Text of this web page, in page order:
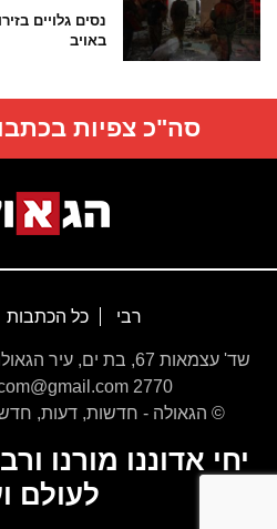
נסים גלויים
באויב
סה"כ צפיות
רבי כל הכתבות
2770 www.hageula.com@gmail.com
© הגאולה - חדשות, דעות,
יחי אדוננו מורנו
לעולם